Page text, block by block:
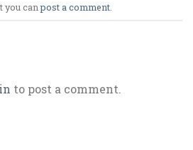
you canpost a comment
to post a comment.